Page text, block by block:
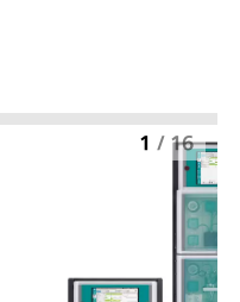
1 / 16